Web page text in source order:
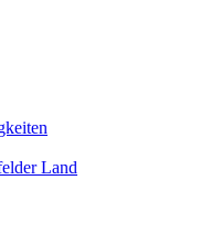
Land